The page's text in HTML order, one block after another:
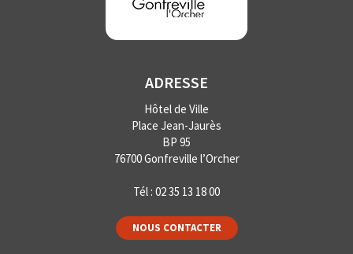
ADRESSE
Hôtel de Ville
Place Jean-Jaurès
BP 95
76700 Gonfreville l’Orcher
Tél : 02 35 13 18 00
NOUS CONTACTER